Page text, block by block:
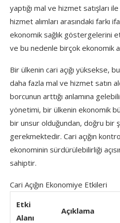
yaptığı mal ve hizmet satışları
hizmet alımları arasındaki farkı
ekonomik sağlık göstergelerini
ve bu nedenle birçok ekonomik
Bir ülkenin cari açığı yüksekse,
daha fazla mal ve hizmet satın
borcunun arttığı anlamına
yönetimi, bir ülkenin ekonomik
bir unsur olduğundan, doğru bir
gerekmektedir. Cari açığın
ekonominin sürdürülebilirliği
sahiptir.
Cari Açığın Ekonomiye Etkileri
Etki
Alanı
Açıklama